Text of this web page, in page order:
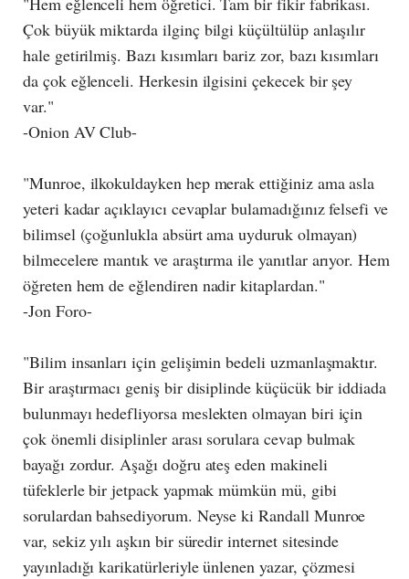
Çok büyük miktarda ilginç bilgi küçültülüp anlaşılır
hale getirilmiş. Bazı kısımları bariz zor, bazı kısımları
da çok eğlenceli. Herkesin ilgisini çekecek bir şey
var."
-Onion AV Club-
"Munroe, ilkokuldayken hep merak ettiğiniz ama asla
yeteri kadar açıklayıcı cevaplar bulamadığınız felsefi ve
bilimsel (çoğunlukla absürt ama uyduruk olmayan)
bilmecelere mantık ve araştırma ile yanıtlar arıyor. Hem
öğreten hem de eğlendiren nadir kitaplardan."
-Jon Foro-
"Bilim insanları için gelişimin bedeli uzmanlaşmaktır.
Bir araştırmacı geniş bir disiplinde küçücük bir iddiada
bulunmayı hedefliyorsa meslekten olmayan biri için
çok önemli disiplinler arası sorulara cevap bulmak
bayağı zordur. Aşağı doğru ateş eden makineli
tüfeklerle bir jetpack yapmak mümkün mü, gibi
sorulardan bahsediyorum. Neyse ki Randall Munroe
var, sekiz yılı aşkın bir süredir internet sitesinde
yayınladığı karikatürleriyle ünlenen yazar, çözmesi